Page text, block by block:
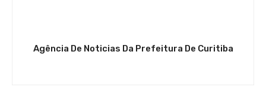
Agência De Noticias Da Prefeitura De Curitiba